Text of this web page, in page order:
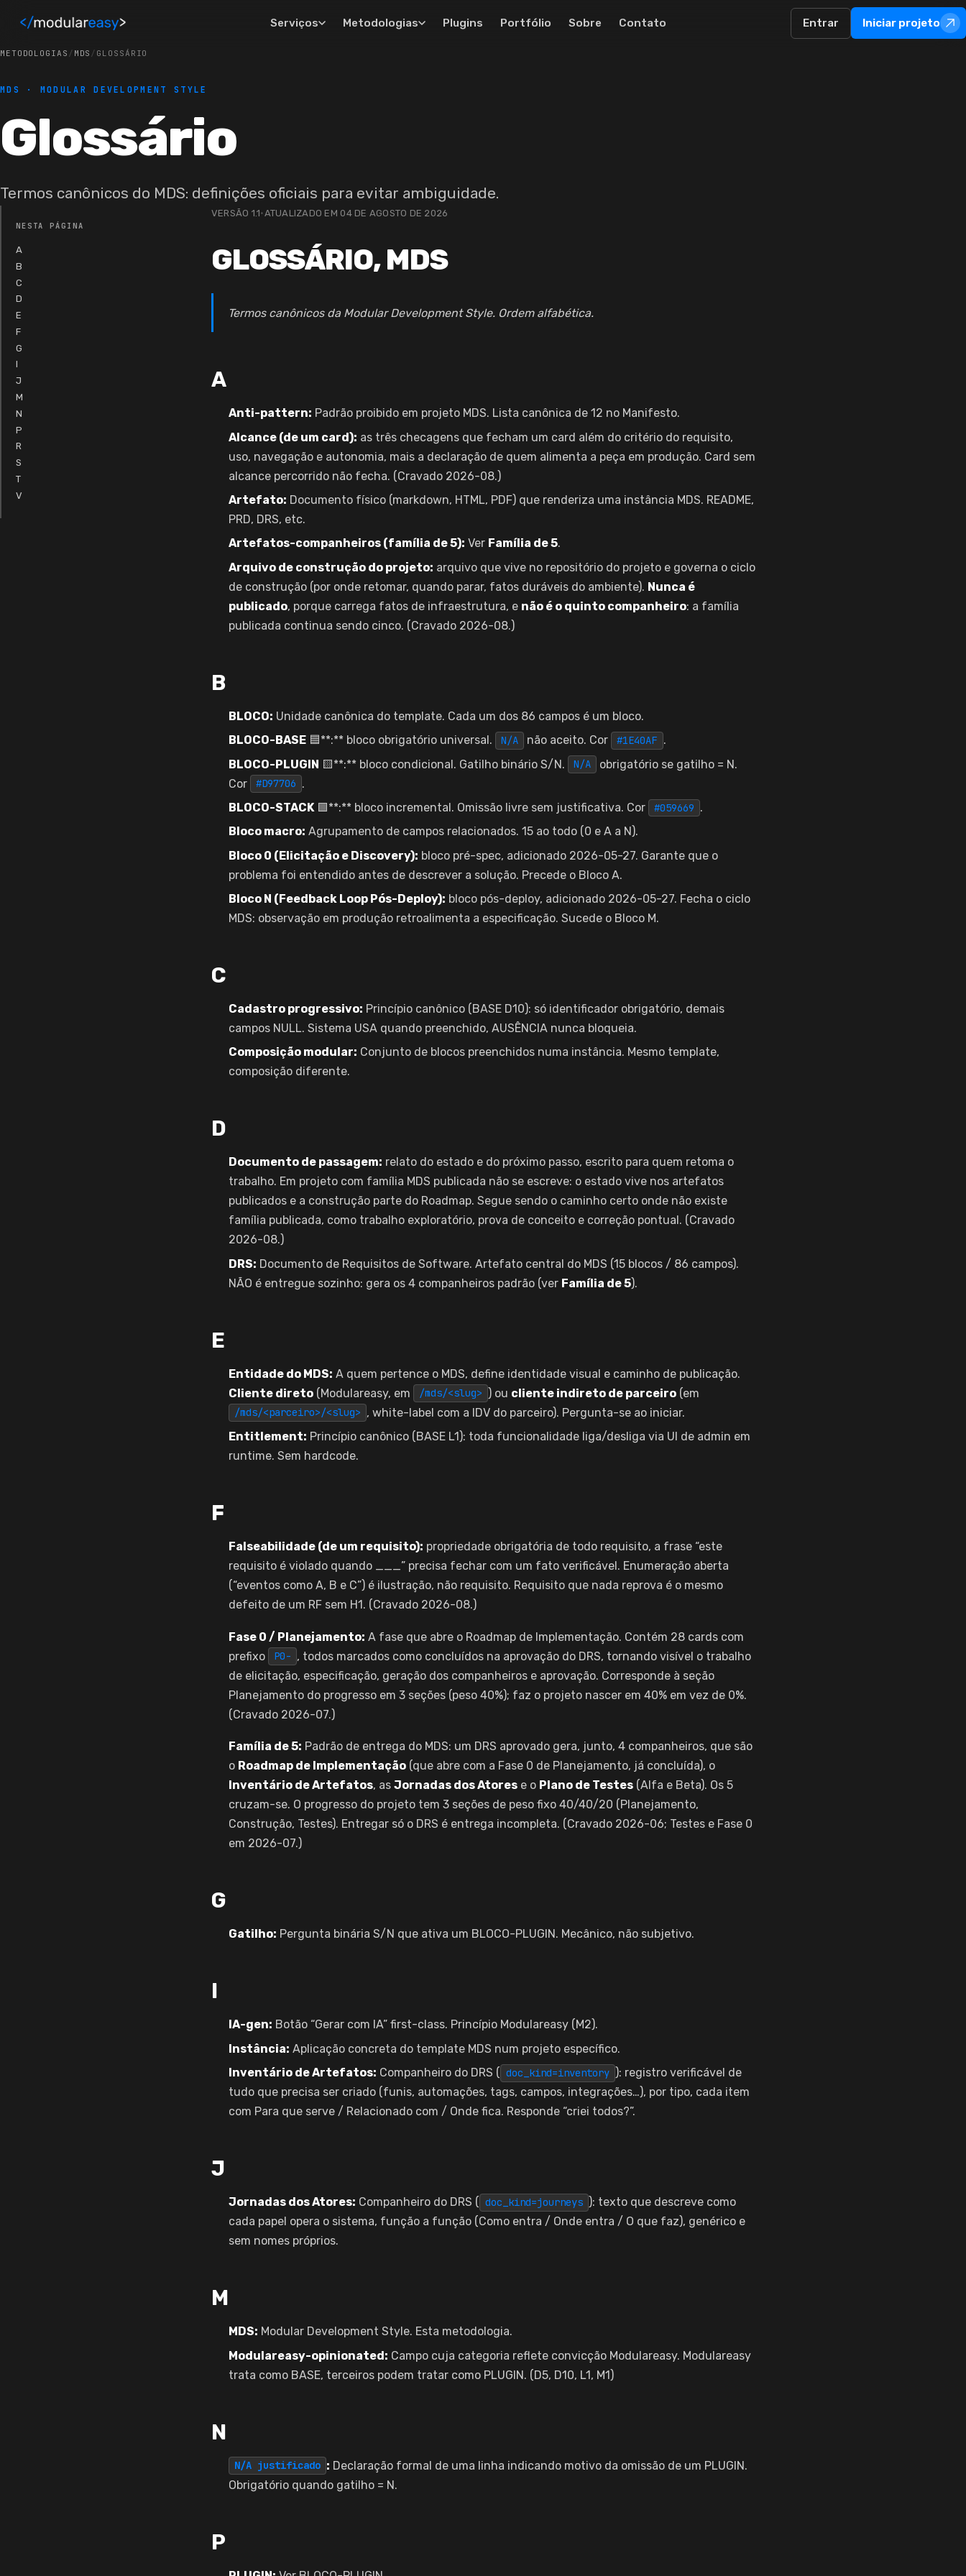
Serviços Metodologias Plugins Portfólio Sobre Contato Entrar Iniciar projeto
METODOLOGIAS / MDS / GLOSSÁRIO
MDS · MODULAR DEVELOPMENT STYLE
Glossário
Termos canônicos do MDS: definições oficiais para evitar ambiguidade.
NESTA PÁGINA
A
B
C
D
E
F
G
I
J
M
N
P
R
S
T
V
VERSÃO 1.1·ATUALIZADO EM 04 DE AGOSTO DE 2026
GLOSSÁRIO, MDS
Termos canônicos da Modular Development Style. Ordem alfabética.
A
Anti-pattern: Padrão proibido em projeto MDS. Lista canônica de 12 no Manifesto.
Alcance (de um card): as três checagens que fecham um card além do critério do requisito,
uso, navegação e autonomia, mais a declaração de quem alimenta a peça em produção. Card sem
alcance percorrido não fecha. (Cravado 2026-08.)
Artefato: Documento físico (markdown, HTML, PDF) que renderiza uma instância MDS. README,
PRD, DRS, etc.
Artefatos-companheiros (família de 5): Ver Família de 5.
Arquivo de construção do projeto: arquivo que vive no repositório do projeto e governa o ciclo
de construção (por onde retomar, quando parar, fatos duráveis do ambiente). Nunca é
publicado, porque carrega fatos de infraestrutura, e não é o quinto companheiro: a família
publicada continua sendo cinco. (Cravado 2026-08.)
B
BLOCO: Unidade canônica do template. Cada um dos 86 campos é um bloco.
BLOCO-BASE🟦**:** bloco obrigatório universal. N/A não aceito. Cor #1E40AF .
BLOCO-PLUGIN 🟨**:** bloco condicional. Gatilho binário S/N. N/A
obrigatório se gatilho = N.
Cor
#D97706 .
BLOCO-STACK🟩**:** bloco incremental. Omissão livre sem justificativa. Cor #059669 .
Bloco macro: Agrupamento de campos relacionados. 15 ao todo (0 e A a N).
Bloco 0 (Elicitação e Discovery): bloco pré-spec, adicionado 2026-05-27. Garante que o
problema foi entendido antes de descrever a solução. Precede o Bloco A.
Bloco N (Feedback Loop Pós-Deploy): bloco pós-deploy, adicionado 2026-05-27. Fecha o ciclo
MDS: observação em produção retroalimenta a especificação. Sucede o Bloco M.
C
Cadastro progressivo: Princípio canônico (BASE D10): só identificador obrigatório, demais
campos NULL. Sistema USA quando preenchido, AUSÊNCIA nunca bloqueia.
Composição modular: Conjunto de blocos preenchidos numa instância. Mesmo template,
composição diferente.
D
Documento de passagem: relato do estado e do próximo passo, escrito para quem retoma o
trabalho. Em projeto com família MDS publicada não se escreve: o estado vive nos artefatos
publicados e a construção parte do Roadmap. Segue sendo o caminho certo onde não existe
família publicada, como trabalho exploratório, prova de conceito e correção pontual. (Cravado
2026-08.)
DRS: Documento de Requisitos de Software. Artefato central do MDS (15 blocos / 86 campos).
NÃO é entregue sozinho: gera os 4 companheiros padrão (ver Família de 5).
E
Entidade do MDS: A quem pertence o MDS, define identidade visual e caminho de publicação.
Cliente direto(Modulareasy, em /mds/<slug> ) ou cliente indireto de parceiro (em
/mds/<parceiro>/<slug> , white-label com a IDV do parceiro). Pergunta-se ao iniciar.
Entitlement: Princípio canônico (BASE L1): toda funcionalidade liga/desliga via UI de admin em
runtime. Sem hardcode.
F
Falseabilidade (de um requisito): propriedade obrigatória de todo requisito, a frase “este
requisito é violado quando ___” precisa fechar com um fato verificável. Enumeração aberta
(“eventos como A, B e C”) é ilustração, não requisito. Requisito que nada reprova é o mesmo
defeito de um RF sem H1. (Cravado 2026-08.)
Fase 0 / Planejamento: A fase que abre o Roadmap de Implementação. Contém 28 cards com
prefixo
P0- , todos marcados como concluídos na aprovação do DRS, tornando visível o trabalho
de elicitação, especificação, geração dos companheiros e aprovação. Corresponde à seção
Planejamento do progresso em 3 seções (peso 40%); faz o projeto nascer em 40% em vez de 0%.
(Cravado 2026-07.)
Família de 5: Padrão de entrega do MDS: um DRS aprovado gera, junto, 4 companheiros, que são
o Roadmap de Implementação(que abre com a Fase 0 de Planejamento, já concluída), o
Inventário de Artefatos, as Jornadas dos Atorese o Plano de Testes(Alfa e Beta). Os 5
cruzam-se. O progresso do projeto tem 3 seções de peso fixo 40/40/20 (Planejamento,
Construção, Testes). Entregar só o DRS é entrega incompleta. (Cravado 2026-06; Testes e Fase 0
em 2026-07.)
G
Gatilho: Pergunta binária S/N que ativa um BLOCO-PLUGIN. Mecânico, não subjetivo.
I
IA-gen: Botão “Gerar com IA” first-class. Princípio Modulareasy (M2).
Instância: Aplicação concreta do template MDS num projeto específico.
Inventário de Artefatos: Companheiro do DRS ( doc_kind=inventory ): registro verificável de
tudo que precisa ser criado (funis, automações, tags, campos, integrações…), por tipo, cada item
com Para que serve / Relacionado com / Onde fica. Responde “criei todos?”.
J
Jornadas dos Atores: Companheiro do DRS ( doc_kind=journeys ): texto que descreve como
cada papel opera o sistema, função a função (Como entra / Onde entra / O que faz), genérico e
sem nomes próprios.
M
MDS: Modular Development Style. Esta metodologia.
Modulareasy-opinionated: Campo cuja categoria reflete convicção Modulareasy. Modulareasy
trata como BASE, terceiros podem tratar como PLUGIN. (D5, D10, L1, M1)
N
N/A justificado : Declaração formal de uma linha indicando motivo da omissão de um PLUGIN.
Obrigatório quando gatilho = N.
P